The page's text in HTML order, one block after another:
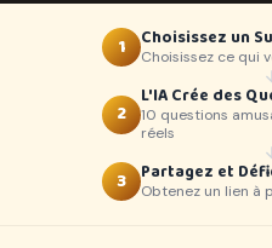
1 Choisissez un
Choisissez ce qui
2
L'IA Crée des
10 questions
réels
3 Partagez et
Obtenez un lien à